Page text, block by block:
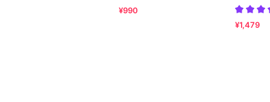
¥990
¥1,479